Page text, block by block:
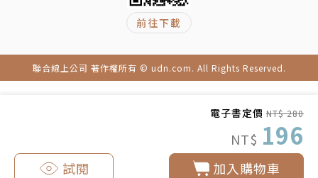
電子書定價 NT$ 280
NT$ 196
加入購物車
試閱
澎大海紅棗茶
柿餅羅漢果茶
前往下載
聯合線上公司 著作權所有 © udn.com. All Rights Reserved.